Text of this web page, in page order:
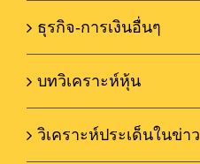
ธุรกิจ-การเงินอื่นๆ
บทวิเคราะห์หุ้น
วิเคราะห์ประเด็นในข่าว